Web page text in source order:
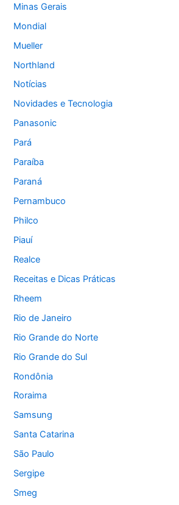
Minas Gerais
Mondial
Mueller
Northland
Notícias
Novidades e Tecnologia
Panasonic
Pará
Paraíba
Paraná
Pernambuco
Philco
Piauí
Realce
Receitas e Dicas Práticas
Rheem
Rio de Janeiro
Rio Grande do Norte
Rio Grande do Sul
Rondônia
Roraima
Samsung
Santa Catarina
São Paulo
Sergipe
Smeg